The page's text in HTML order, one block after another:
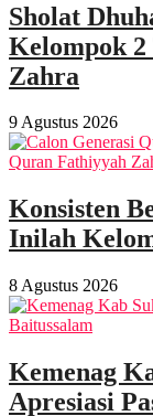
Sholat
Kelompok
Zahra
9 Agustus 2026
Konsisten
Inilah
8 Agustus 2026
Kemenag
Apresiasi